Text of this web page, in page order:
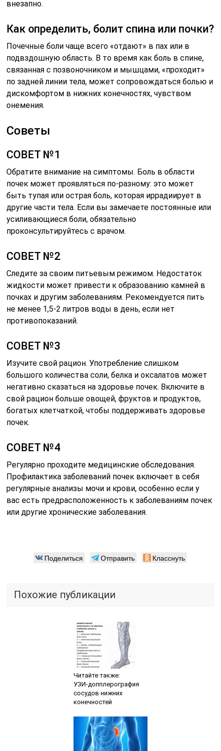
внезапно.
Как определить, болит спина или почки?
Почечные боли чаще всего «отдают» в пах или в
подвздошную область. В то время как боль в спине,
связанная с позвоночником и мышцами, «проходит»
по задней линии тела, может сопровождаться болью и
дискомфортом в нижних конечностях, чувством
онемения.
Советы
СОВЕТ №1
Обратите внимание на симптомы. Боль в области
почек может проявляться по-разному: это может
быть тупая или острая боль, которая иррадиирует в
другие части тела. Если вы замечаете постоянные или
усиливающиеся боли, обязательно
проконсультируйтесь с врачом.
СОВЕТ №2
Следите за своим питьевым режимом. Недостаток
жидкости может привести к образованию камней в
почках и другим заболеваниям. Рекомендуется пить
не менее 1,5-2 литров воды в день, если нет
противопоказаний.
СОВЕТ №3
Изучите свой рацион. Употребление слишком
большого количества соли, белка и оксалатов может
негативно сказаться на здоровье почек. Включите в
свой рацион больше овощей, фруктов и продуктов,
богатых клетчаткой, чтобы поддерживать здоровье
почек.
СОВЕТ №4
Регулярно проходите медицинские обследования.
Профилактика заболеваний почек включает в себя
регулярные анализы мочи и крови, особенно если у
вас есть предрасположенность к заболеваниям почек
или другие хронические заболевания.
Поделиться Отправить Класснуть
Похожие публикации
Читайте также:
УЗИ-допплерография
сосудов нижних
конечностей